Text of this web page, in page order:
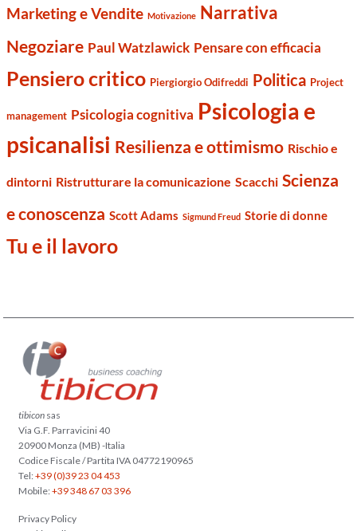
Marketing e Vendite Motivazione Narrativa
Negoziare Paul Watzlawick Pensare con efficacia
Pensiero critico Piergiorgio Odifreddi Politica Project
management Psicologia cognitiva Psicologia e
psicanalisi Resilienza e ottimismo Rischio e
dintorni Ristrutturare la comunicazione Scacchi Scienza
e conoscenza Scott Adams Sigmund Freud Storie di donne
Tu e il lavoro
tibicon sas
Via G.F. Parravicini 40
20900 Monza (MB) -Italia
Codice Fiscale / Partita IVA 04772190965
Tel:+39 (0)39 23 04 453
Mobile:+39 348 67 03 396
Privacy Policy